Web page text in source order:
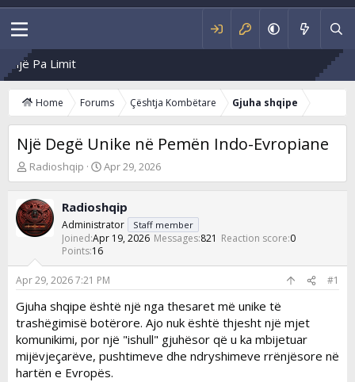
Pa Limit
Home Forums Çështja Kombëtare Gjuha shqipe
Një Degë Unike në Pemën Indo-Evropiane
T
h
e
a
d
t
a
r
t
e
r
Radioshqip
S
t
r
t
d
t
e
Apr 29, 2026
Radioshqip
Administrator Staff member
Joined Apr 19, 2026 Messages 821 Reaction score 0
Points 16
Apr 29, 2026 7:21 PM #1
Gjuha shqipe është një nga thesaret më unike të
trashëgimisë botërore. Ajo nuk është thjesht një mjet
komunikimi, por një "ishull" gjuhësor që u ka mbijetuar
mijëvjeçarëve, pushtimeve dhe ndryshimeve rrënjësore në
hartën e Evropës.